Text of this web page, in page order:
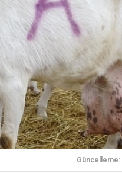
Güncelleme: